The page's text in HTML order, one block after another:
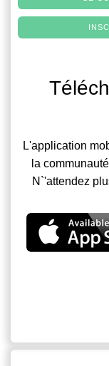
L'application
la
N`'attendez